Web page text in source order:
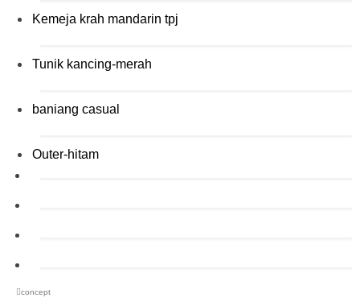
Kemeja krah mandarin tpj
Tunik kancing-merah
baniang casual
Outer-hitam
concept